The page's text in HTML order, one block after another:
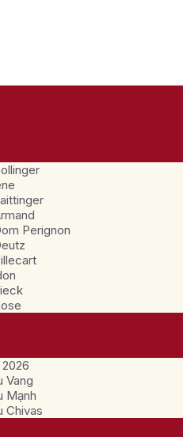
Perignon
Vang
Mạnh
Chivas